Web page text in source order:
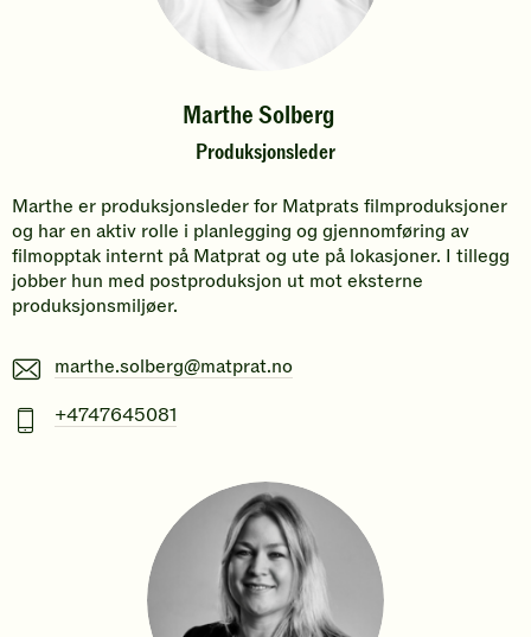
Marthe Solberg
Produksjonsleder
Marthe er produksjonsleder for Matprats filmproduksjoner
og har en aktiv rolle i planlegging og gjennomføring av
filmopptak internt på Matprat og ute på lokasjoner. I tillegg
jobber hun med postproduksjon ut mot eksterne
produksjonsmiljøer.
E-
marthe.solberg@matprat.no
Mobiltelefonnummer
+4747645081